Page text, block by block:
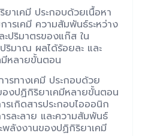
าเคมี ประกอบด้วยเนื้อหา
รเคมี ความสัมพันธ์ระหว่าง
ปริมาตรของแก๊ส ใน
ริมาณ ผลได้ร้อยละ และ
หลายขั้นตอน
รทางเคมี ประกอบด้วย
งปฏิกิริยาเคมีหลายขั้นตอน
เกิดสารประกอบไอออนิก
ละลาย และความสัมพันธ์
พลังงานของปฏิกิริยาเคมี